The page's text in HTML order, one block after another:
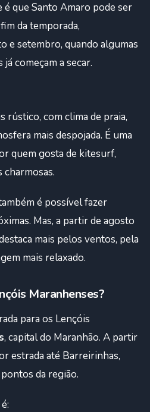
que Santo Amaro pode ser
da temporada,
e setembro, quando algumas
começam a secar.
rústico, com clima de praia,
mais despojada. É uma
quem gosta de kitesurf,
charmosas.
é possível fazer
Mas, a partir de agosto
mais pelos ventos, pela
mais relaxado.
Maranhenses?
para os Lençóis
, capital do Maranhão. A partir
estrada até Barreirinhas,
da região.